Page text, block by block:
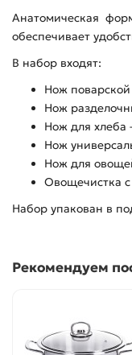
Анатомическая
обеспечивает
В набор входят:
Нож
Нож
Нож для хлеба
Нож
Нож для
Овощечистка
Набор упакован в
Рекомендуем